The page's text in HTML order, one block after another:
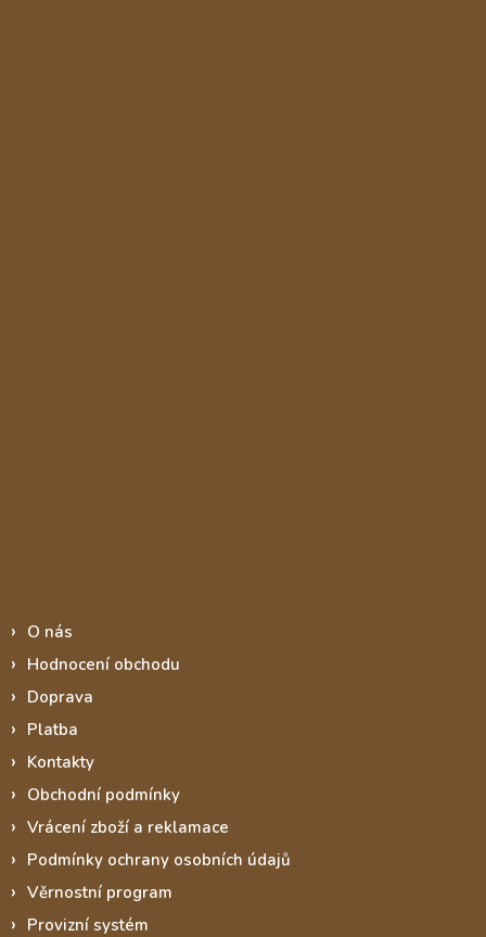
O nás
Hodnocení obchodu
Doprava
Platba
Kontakty
Obchodní podmínky
Vrácení zboží a reklamace
Podmínky ochrany osobních údajů
Věrnostní program
Provizní systém